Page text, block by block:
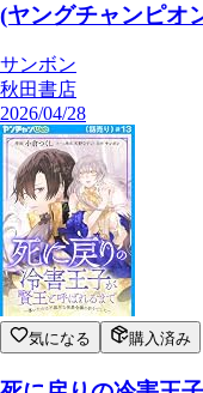
(ヤングチャンピオ
サンボン
秋田書店
2026/04/28
気になる 購入済み